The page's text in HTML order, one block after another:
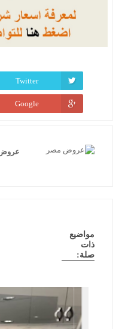
Twitter
Google
مواضيع
ذات
صلة: